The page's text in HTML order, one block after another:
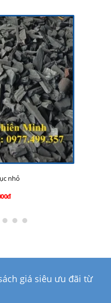
nhỏ
giá siêu ưu đãi từ